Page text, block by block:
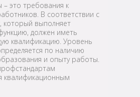
это требования к
В соответствии с
который выполняет
должен иметь
квалификацию. Уровень
по наличию
и опыту работы.
квалификационным